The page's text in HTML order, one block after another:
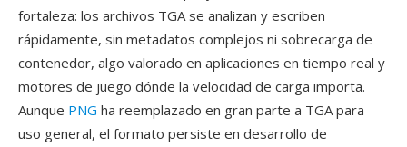
fortaleza: los archivos TGA se analizan y escriben
rápidamente, sin metadatos complejos ni sobrecarga de
contenedor, algo valorado en aplicaciones en tiempo real y
motores de juego dónde la velocidad de carga importa.
Aunque PNG ha reemplazado en gran parte a TGA para
uso general, el formato persiste en desarrollo de